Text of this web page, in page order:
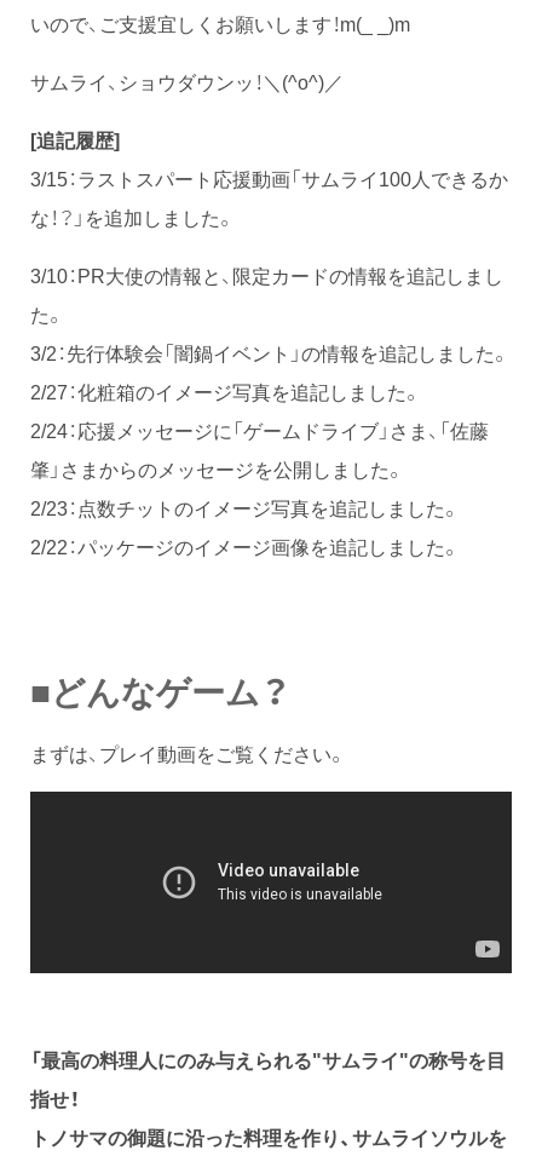
いので、ご支援宜しくお願いします！m(_ _)m
サムライ、ショウダウンッ！＼(^o^)／
[追記履歴]
3/15：ラストスパート応援動画「サムライ100人できるか
な！？」を追加しました。
3/10：PR大使の情報と、限定カードの情報を追記しまし
た。
3/2：先行体験会「闇鍋イベント」の情報を追記しました。
2/27：化粧箱のイメージ写真を追記しました。
2/24：応援メッセージに「ゲームドライブ」さま、「佐藤
肇」さまからのメッセージを公開しました。
2/23：点数チットのイメージ写真を追記しました。
2/22：パッケージのイメージ画像を追記しました。
■どんなゲーム？
まずは、プレイ動画をご覧ください。
「最高の料理人にのみ与えられる"サムライ"の称号を目
指せ！
トノサマの御題に沿った料理を作り、サムライソウルを